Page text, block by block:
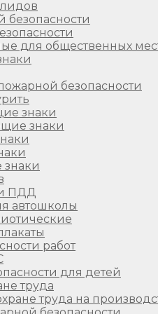
безопасности
для общественных
безопасности
знаки
знаки
и ПДД
автошколы
работ
для детей
труда
труда на